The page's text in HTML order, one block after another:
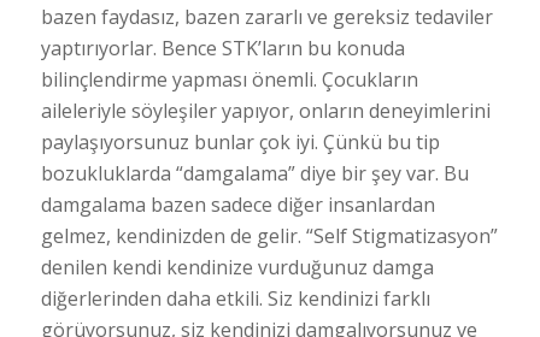
bazen faydasız, bazen zararlı ve gereksiz tedaviler
yaptırıyorlar. Bence STK’ların bu konuda
bilinçlendirme yapması önemli. Çocukların
aileleriyle söyleşiler yapıyor, onların deneyimlerini
paylaşıyorsunuz bunlar çok iyi. Çünkü bu tip
bozukluklarda “damgalama” diye bir şey var. Bu
damgalama bazen sadece diğer insanlardan
gelmez, kendinizden de gelir. “Self Stigmatizasyon”
denilen kendi kendinize vurduğunuz damga
diğerlerinden daha etkili. Siz kendinizi farklı
görüyorsunuz, siz kendinizi damgalıyorsunuz ve